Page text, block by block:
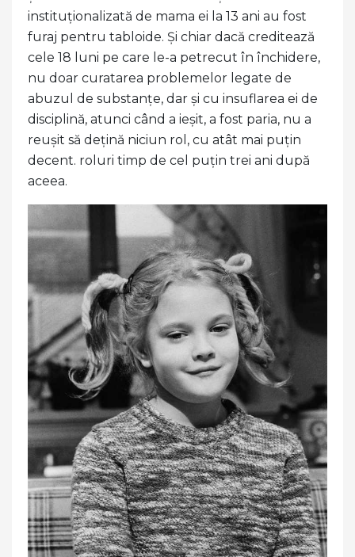
instituționalizată de mama ei la 13 ani au fost
furaj pentru tabloide. Și chiar dacă creditează
cele 18 luni pe care le-a petrecut în închidere,
nu doar curatarea problemelor legate de
abuzul de substanțe, dar și cu insuflarea ei de
disciplină, atunci când a ieșit, a fost paria, nu a
reușit să dețină niciun rol, cu atât mai puțin
decent. roluri timp de cel puțin trei ani după
aceea.